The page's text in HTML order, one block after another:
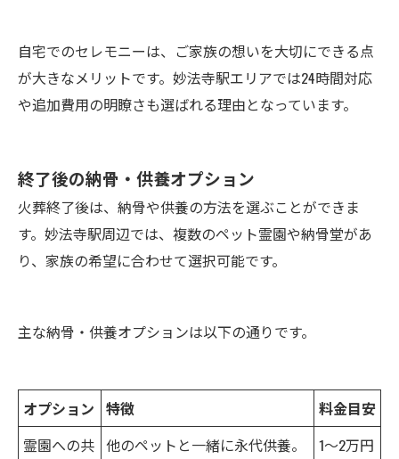
自宅でのセレモニーは、ご家族の想いを大切にできる点
が大きなメリットです。妙法寺駅エリアでは24時間対応
や追加費用の明瞭さも選ばれる理由となっています。
終了後の納骨・供養オプション
火葬終了後は、納骨や供養の方法を選ぶことができま
す。妙法寺駅周辺では、複数のペット霊園や納骨堂があ
り、家族の希望に合わせて選択可能です。
主な納骨・供養オプションは以下の通りです。
オプション 特徴
料金目安
霊園への共 他のペットと一緒に永代供養。
1～2万円